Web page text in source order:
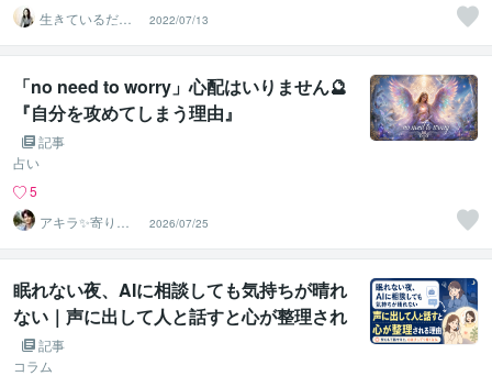
生きているだけ
でカウンセラ
ー 紀凛
2022/07/13
「no need to worry」心配はいりません🔮
『自分を攻めてしまう理由』
記事
占い
5
アキラ✨寄り添
う聴き手 迷い不
安の相談室
2026/07/25
眠れない夜、AIに相談しても気持ちが晴れ
ない｜声に出して人と話すと心が整理され
る理由
記事
コラム